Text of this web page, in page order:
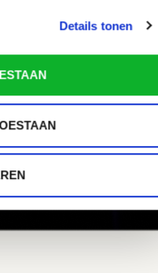
Details tonen
bij wanneer het
op je planning.